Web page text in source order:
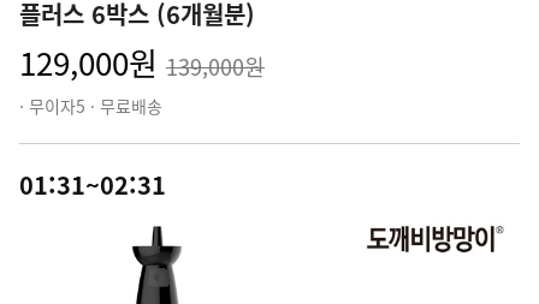
플러스 6박스 (6개월분)
129,000원 139,000원
· 무이자5 · 무료배송
01:31~02:31